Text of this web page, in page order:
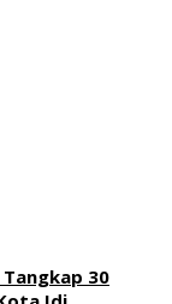
Tangkap 30